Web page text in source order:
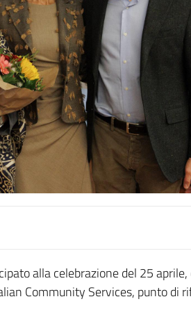
alla celebrazione del 25
Community Services, punto di